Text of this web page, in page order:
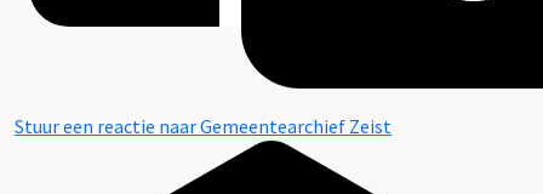
Stuur een reactie naar Gemeentearchief Zeist